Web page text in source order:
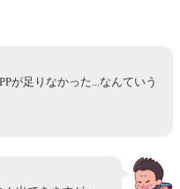
が足りなかった...なんていう